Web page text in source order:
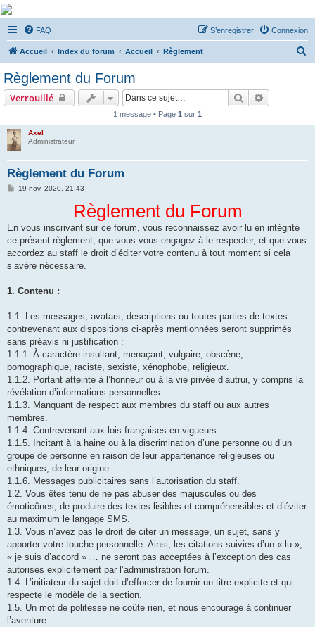
De Musicae Militari -
Forums
Forums de discussions
FAQ Connexion
S’enregistrer
Accueil Index du forum Accueil Règlement
Règlement du Forum
Verrouillé Rechercher
1 message • Page 1 sur 1
Axel
Administrateur
Règlement du Forum
M
g
e
19 nov. 2020, 21:43
Règlement du Forum
En vous inscrivant sur ce forum, vous reconnaissez avoir lu en intégrité
ce présent règlement, que vous vous engagez à le respecter, et que vous
accordez au staff le droit d’éditer votre contenu à tout moment si cela
s’avère nécessaire.
1. Contenu :
1.1. Les messages, avatars, descriptions ou toutes parties de textes
contrevenant aux dispositions ci-après mentionnées seront supprimés
sans préavis ni justification :
1.1.1. À caractère insultant, menaçant, vulgaire, obscène,
pornographique, raciste, sexiste, xénophobe, religieux.
1.1.2. Portant atteinte à l’honneur ou à la vie privée d’autrui, y compris la
révélation d’informations personnelles.
1.1.3. Manquant de respect aux membres du staff ou aux autres
membres.
1.1.4. Contrevenant aux lois françaises en vigueurs
1.1.5. Incitant à la haine ou à la discrimination d’une personne ou d’un
groupe de personne en raison de leur appartenance religieuses ou
ethniques, de leur origine.
1.1.6. Messages publicitaires sans l’autorisation du staff.
1.2. Vous êtes tenu de ne pas abuser des majuscules ou des
émoticônes, de produire des textes lisibles et compréhensibles et d’éviter
au maximum le langage SMS.
1.3. Vous n’avez pas le droit de citer un message, un sujet, sans y
apporter votre touche personnelle. Ainsi, les citations suivies d’un « lu »,
« je suis d’accord » … ne seront pas acceptées à l’exception des cas
autorisés explicitement par l’administration forum.
1.4. L’initiateur du sujet doit d’efforcer de fournir un titre explicite et qui
respecte le modèle de la section.
1.5. Un mot de politesse ne coûte rien, et nous encourage à continuer
l’aventure.